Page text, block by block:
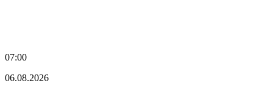
07:00
06.08.2026